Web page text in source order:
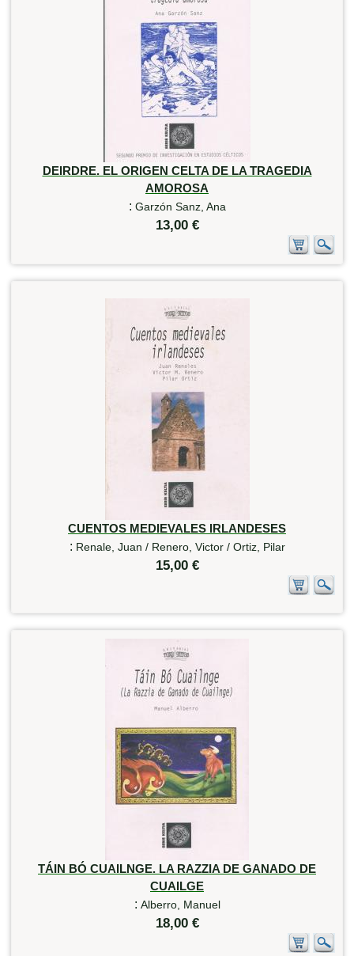
DEIRDRE. EL ORIGEN CELTA DE LA TRAGEDIA
AMOROSA
: Garzón Sanz, Ana
13,00 €
CUENTOS MEDIEVALES IRLANDESES
: Renale, Juan / Renero, Victor / Ortiz, Pilar
15,00 €
TÁIN BÓ CUAILNGE. LA RAZZIA DE GANADO DE
CUAILGE
: Alberro, Manuel
18,00 €